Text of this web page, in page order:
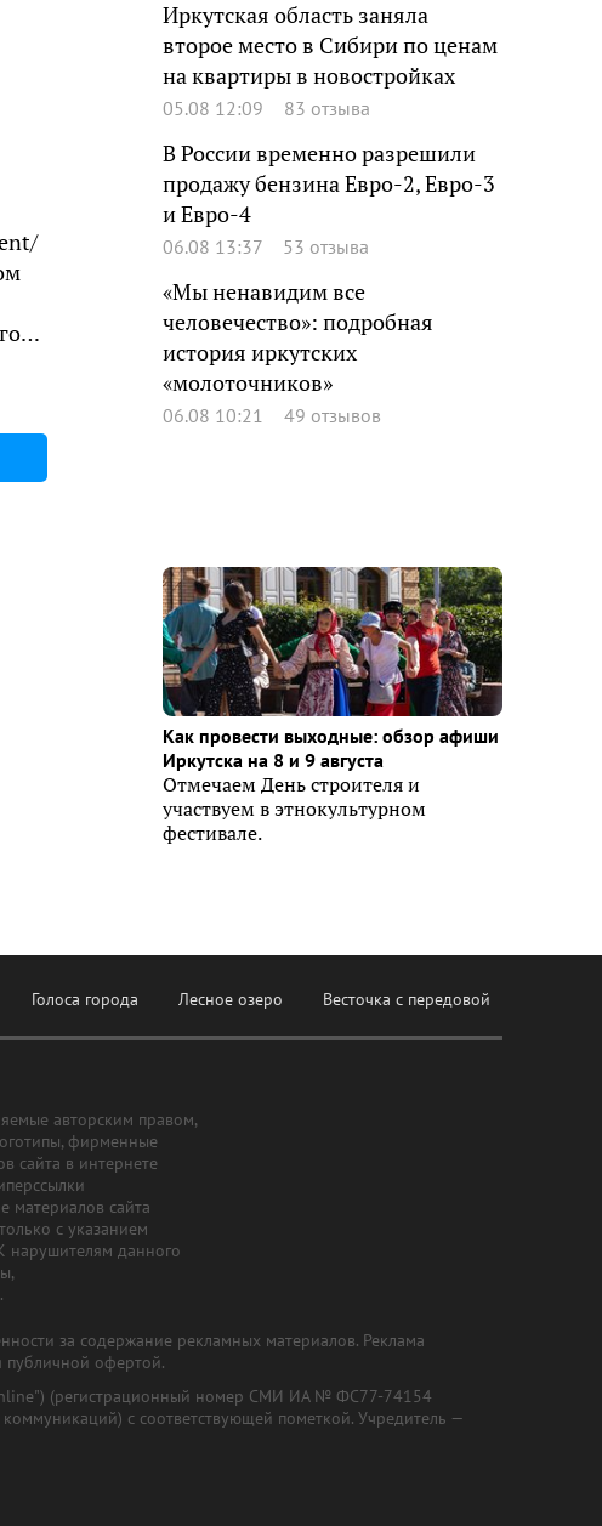
Иркутская область заняла
второе место в Сибири по ценам
на квартиры в новостройках
05.08 12:09 83 отзыва
В России временно разрешили
продажу бензина Евро-2, Евро-3
и Евро-4
06.08 13:37 53 отзыва
«Мы ненавидим все
человечество»: подробная
история иркутских
«молоточников»
06.08 10:21 49 отзывов
Как провести выходные: обзор афиши
Иркутска на 8 и 9 августа
Отмечаем День строителя и
участвуем в этнокультурном
фестивале.
Голоса города Лесное озеро Весточка с передовой
авторским правом,
фирменные
сайта в интернете
материалов сайта
с указанием
нарушителям данного
за содержание рекламных материалов. Реклама
публичной офертой.
(регистрационный номер СМИ ИА № ФС77-74154
с соответствующей пометкой. Учредитель —